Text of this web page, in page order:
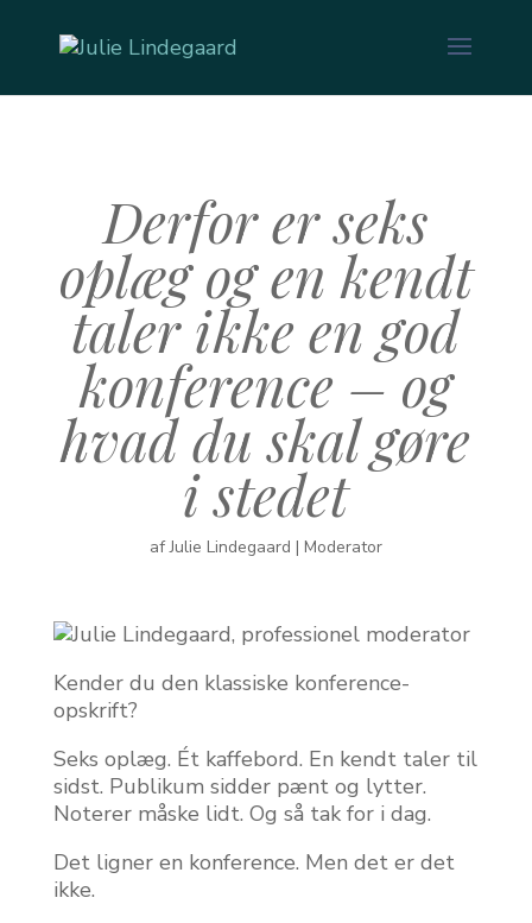
Derfor er seks
oplæg og en kendt
taler ikke en god
konference – og
hvad du skal gøre
i stedet
afJulie Lindegaard | Moderator
Kender du den klassiske konference-
opskrift?
Seks oplæg. Ét kaffebord. En kendt taler til
sidst. Publikum sidder pænt og lytter.
Noterer måske lidt. Og så tak for i dag.
Det ligner en konference. Men det er det
ikke.